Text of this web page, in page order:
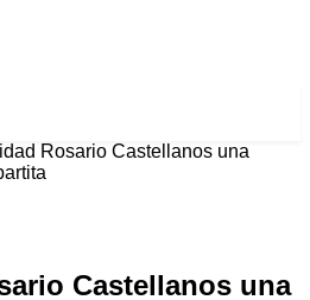
Rosario Castellanos una
Castellanos una